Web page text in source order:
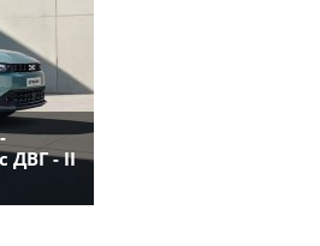
ДВГ - II